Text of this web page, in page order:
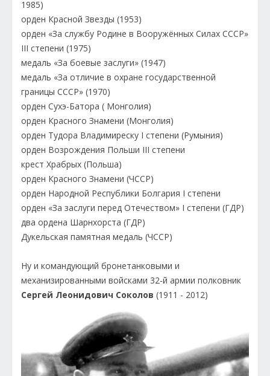
1985)
орден Красной Звезды (1953)
орден «За службу Родине в Вооружённых Силах СССР»
III степени (1975)
медаль «За боевые заслуги» (1947)
медаль «За отличие в охране государственной
границы СССР» (1970)
орден Сухэ-Батора ( Монголия)
орден Красного Знамени (Монголия)
орден Тудора Владимиреску I степени (Румыния)
орден Возрождения Польши III степени
крест Храбрых (Польша)
орден Красного Знамени (ЧССР)
орден Народной Республики Болгария I степени
орден «За заслуги перед Отечеством» I степени (ГДР)
два ордена Шарнхорста (ГДР)
Дукельская памятная медаль (ЧССР)
Ну и командующий бронетанковыми и
механизированными войсками 32-й армии полковник
Сергей Леонидович Соколов (1911 - 2012)